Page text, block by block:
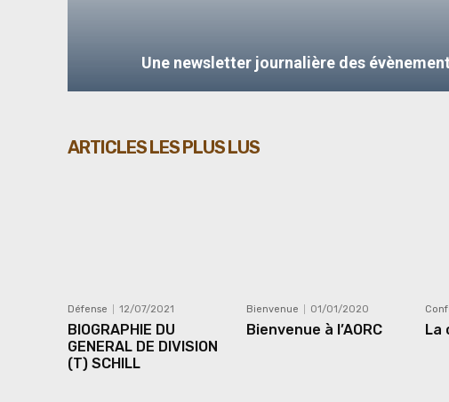
Une newsletter journalière des
ARTICLES LES PLUS LUS
Défense 12/07/2021
BIOGRAPHIE DU
GENERAL DE DIVISION
(T) SCHILL
Bienvenue 01/01/2020
Bienvenue à l’AORC La